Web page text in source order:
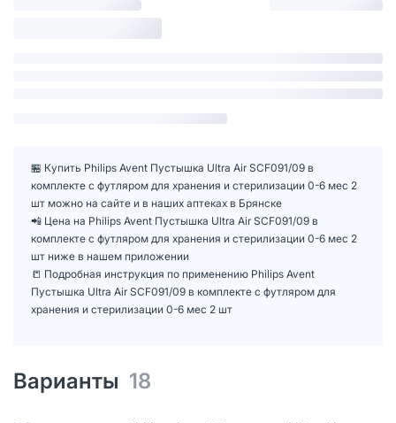
🏪 Купить Philips Avent Пустышка Ultra Air SCF091/09 в
комплекте с футляром для хранения и стерилизации 0-6 мес 2
шт можно на сайте и в наших аптеках в Брянске
📲 Цена на Philips Avent Пустышка Ultra Air SCF091/09 в
комплекте с футляром для хранения и стерилизации 0-6 мес 2
шт ниже в нашем приложении
📒 Подробная инструкция по применению Philips Avent
Пустышка Ultra Air SCF091/09 в комплекте с футляром для
хранения и стерилизации 0-6 мес 2 шт
Варианты 18